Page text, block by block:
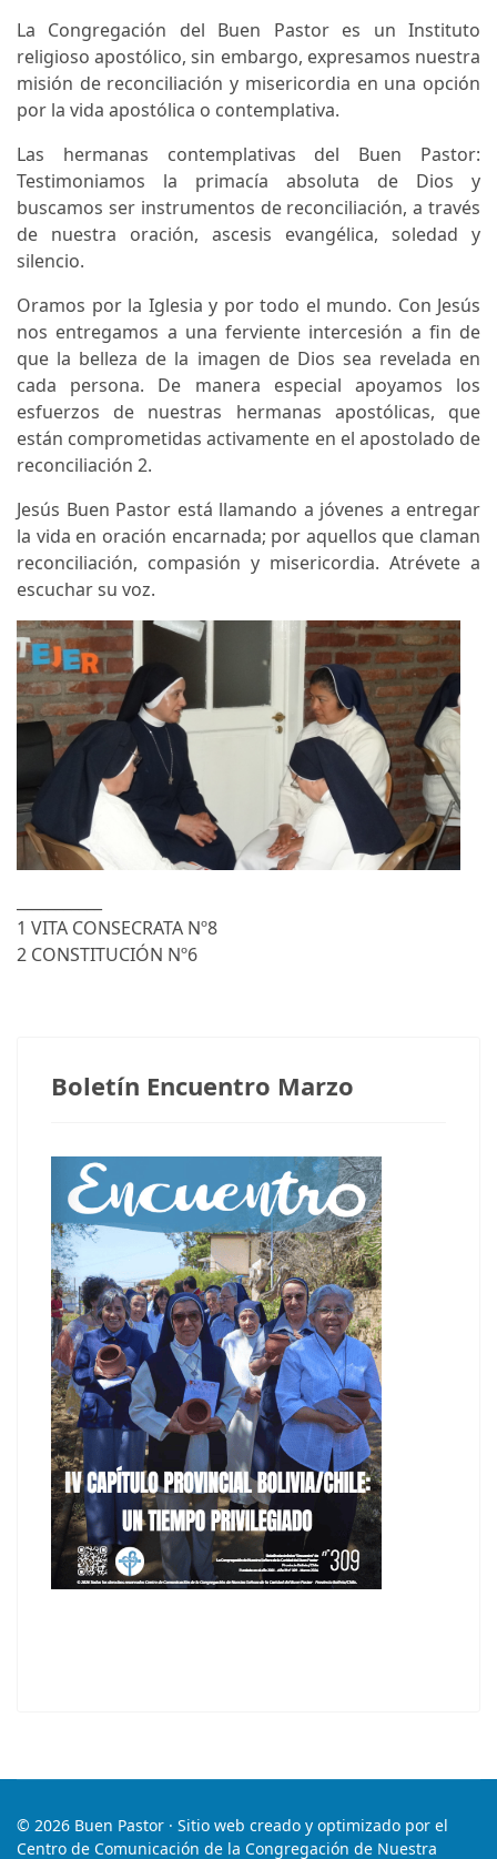
La Congregación del Buen Pastor es un Instituto
religioso apostólico, sin embargo, expresamos nuestra
misión de reconciliación y misericordia en una opción
por la vida apostólica o contemplativa.
Las hermanas contemplativas del Buen Pastor:
Testimoniamos la primacía absoluta de Dios y
buscamos ser instrumentos de reconciliación, a través
de nuestra oración, ascesis evangélica, soledad y
silencio.
Oramos por la Iglesia y por todo el mundo. Con Jesús
nos entregamos a una ferviente intercesión a fin de
que la belleza de la imagen de Dios sea revelada en
cada persona. De manera especial apoyamos los
esfuerzos de nuestras hermanas apostólicas, que
están comprometidas activamente en el apostolado de
reconciliación 2.
Jesús Buen Pastor está llamando a jóvenes a entregar
la vida en oración encarnada; por aquellos que claman
reconciliación, compasión y misericordia. Atrévete a
escuchar su voz.
1 VITA CONSECRATA Nº8
2 CONSTITUCIÓN Nº6
Boletín Encuentro Marzo
© 2026 Buen Pastor · Sitio web creado y optimizado por el
Centro de Comunicación de la Congregación de Nuestra